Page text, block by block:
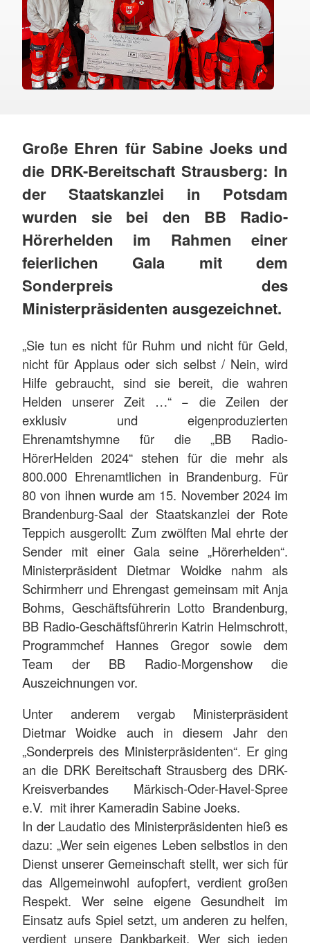
Große Ehren für Sabine Joeks und
die DRK-Bereitschaft Strausberg: In
der Staatskanzlei in Potsdam
wurden sie bei den BB Radio-
Hörerhelden im Rahmen einer
feierlichen Gala mit dem
Sonderpreis des
Ministerpräsidenten ausgezeichnet.
„Sie tun es nicht für Ruhm und nicht für Geld,
nicht für Applaus oder sich selbst / Nein, wird
Hilfe gebraucht, sind sie bereit, die wahren
Helden unserer Zeit …“ − die Zeilen der
exklusiv und eigenproduzierten
Ehrenamtshymne für die „BB Radio-
HörerHelden 2024“ stehen für die mehr als
800.000 Ehrenamtlichen in Brandenburg. Für
80 von ihnen wurde am 15. November 2024 im
Brandenburg-Saal der Staatskanzlei der Rote
Teppich ausgerollt: Zum zwölften Mal ehrte der
Sender mit einer Gala seine „Hörerhelden“.
Ministerpräsident Dietmar Woidke nahm als
Schirmherr und Ehrengast gemeinsam mit Anja
Bohms, Geschäftsführerin Lotto Brandenburg,
BB Radio-Geschäftsführerin Katrin Helmschrott,
Programmchef Hannes Gregor sowie dem
Team der BB Radio-Morgenshow die
Auszeichnungen vor.
Unter anderem vergab Ministerpräsident
Dietmar Woidke auch in diesem Jahr den
„Sonderpreis des Ministerpräsidenten“. Er ging
an die DRK Bereitschaft Strausberg des DRK-
Kreisverbandes Märkisch-Oder-Havel-Spree
e.V. mit ihrer Kameradin Sabine Joeks.
In der Laudatio des Ministerpräsidenten hieß es
dazu: „Wer sein eigenes Leben selbstlos in den
Dienst unserer Gemeinschaft stellt, wer sich für
das Allgemeinwohl aufopfert, verdient großen
Respekt. Wer seine eigene Gesundheit im
Einsatz aufs Spiel setzt, um anderen zu helfen,
verdient unsere Dankbarkeit. Wer sich jeden